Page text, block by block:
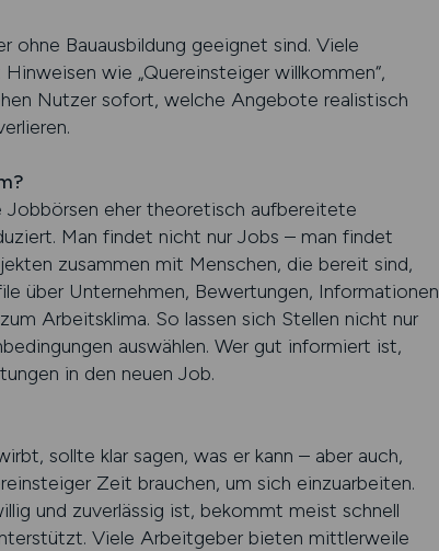
Bauausbildung geeignet sind. Viele
wie „Quereinsteiger willkommen“,
Nutzer sofort, welche Angebote realistisch
Jobbörsen eher theoretisch aufbereitete
Man findet nicht nur Jobs – man findet
zusammen mit Menschen, die bereit sind,
über Unternehmen, Bewertungen, Informationen
Arbeitsklima. So lassen sich Stellen nicht nur
auswählen. Wer gut informiert ist,
in den neuen Job.
sollte klar sagen, was er kann – aber auch,
Zeit brauchen, um sich einzuarbeiten.
und zuverlässig ist, bekommt meist schnell
Viele Arbeitgeber bieten mittlerweile